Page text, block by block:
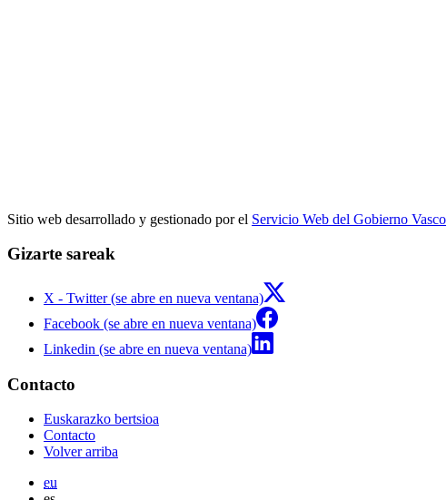
Sitio web desarrollado y gestionado por el Servicio Web del Gobierno Vasco
Gizarte sareak
X - Twitter (se abre en nueva ventana)
Facebook (se abre en nueva ventana)
Linkedin (se abre en nueva ventana)
Contacto
Euskarazko bertsioa
Contacto
Volver arriba
eu